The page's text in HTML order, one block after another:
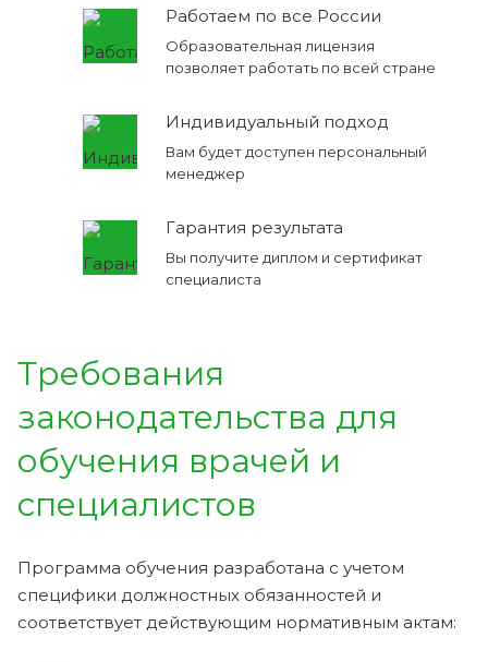
Работаем по все России
Образовательная лицензия
позволяет работать по всей стране
Индивидуальный подход
Вам будет доступен персональный
менеджер
Гарантия результата
Вы получите диплом и сертификат
специалиста
Требования
законодательства для
обучения врачей и
специалистов
Программа обучения разработана с учетом
специфики должностных обязанностей и
соответствует действующим нормативным актам: